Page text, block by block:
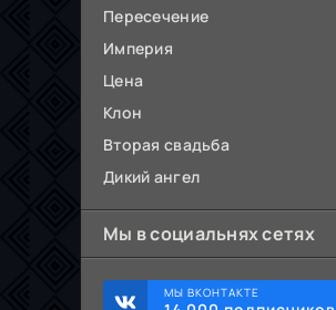
Пересечение
Империя
Цена
Клон
Вторая свадьба
Дикий ангел
Мы в социальнях сетях
МЫ ВКОНТАКТЕ